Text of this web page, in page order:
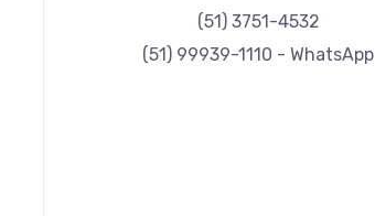
(51) 3751-4532
(51) 99939-1110 - WhatsApp